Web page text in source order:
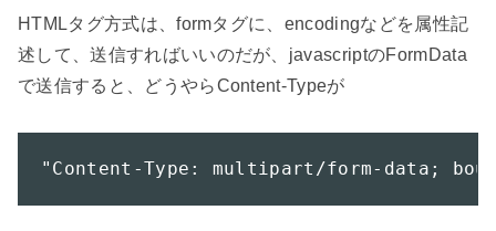
HTMLタグ方式は、formタグに、encodingなどを属性記
述して、送信すればいいのだが、javascriptのFormData
で送信すると、どうやらContent-Typeが
"Content-Type: multipart/form-data;